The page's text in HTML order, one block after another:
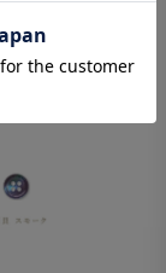
水牛調樹脂ボタ